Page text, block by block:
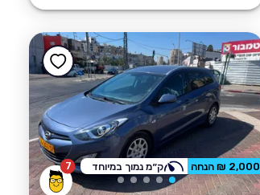
7 2,000 ₪ הנחה ק״מ נמוך במיוחד